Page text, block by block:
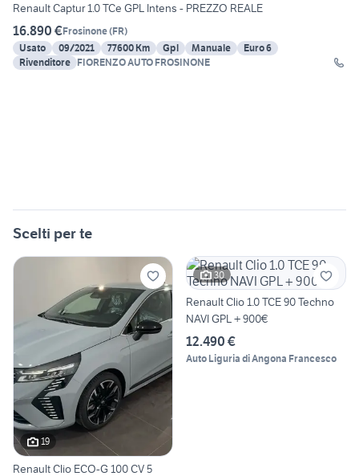
Renault Captur 1.0 TCe GPL Intens - PREZZO REALE
16.890 €Frosinone(FR)
Usato
09/2021 77600 Km Gpl Manuale
Euro 6
Rivenditore FIORENZO AUTO FROSINONE
Scelti per te
19
Renault Clio ECO-G 100 CV 5
30
Renault Clio 1.0 TCE 90 Techno
NAVI GPL + 900€
12.490 €
Auto Liguria di Angona Francesco